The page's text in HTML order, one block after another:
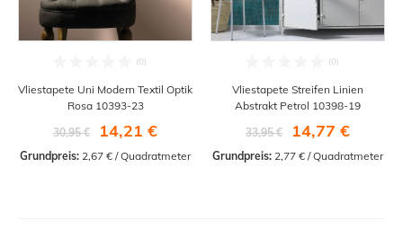
Vliestapete Uni Modern Textil Optik
Rosa 10393-23
30,95 €
14,21 €
Grundpreis: 2,67 € / Quadratmeter
Vliestapete Streifen Linien
Abstrakt Petrol 10398-19
33,95 €
14,77 €
Grundpreis: 2,77 € / Quadratmeter